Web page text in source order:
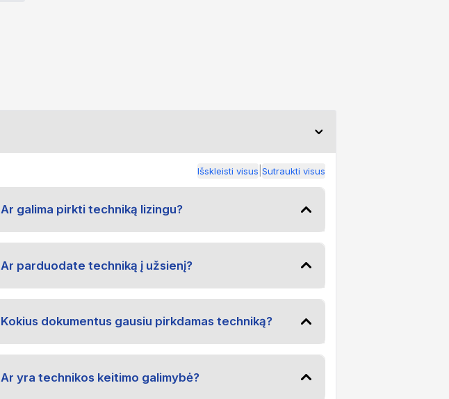
Išskleisti visus Sutraukti visus
Ar galima pirkti techniką lizingu?
Ar parduodate techniką į užsienį?
Kokius dokumentus gausiu pirkdamas techniką?
Ar yra technikos keitimo galimybė?